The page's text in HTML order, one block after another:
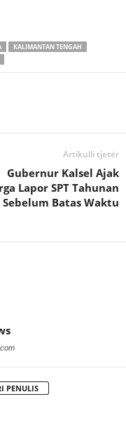
KALIMANTAN TENGAH
Artikulli tjetër
Gubernur Kalsel Ajak
Lapor SPT Tahunan
Sebelum Batas Waktu
PENULIS